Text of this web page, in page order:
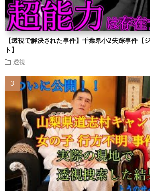
【透視で解決された事件】千葉県小2失踪事件【
ト】
透視